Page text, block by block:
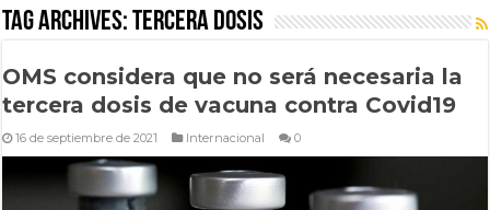
Tag Archives:tercera dosis
OMS considera que no será necesaria la
tercera dosis de vacuna contra Covid19
16 de septiembre de 2021 Internacional 0